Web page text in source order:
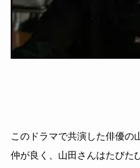
このドラマで共演した俳優の
仲が良く、山田さんはたびた